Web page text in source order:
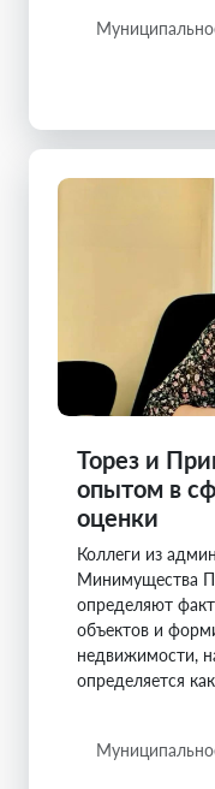
Торез и
опытом в
оценки
Коллеги из
Минимущества
определяют
объектов и
недвижимости,
определяется